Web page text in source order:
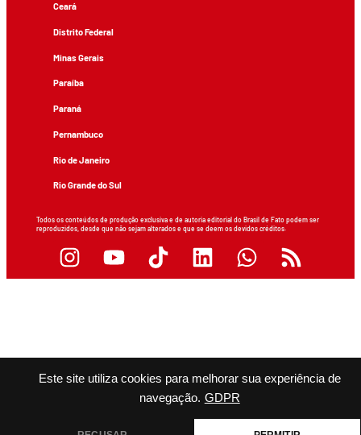
Este site utiliza cookies para melhorar sua experiência de
navegação. GDPR
Ceará
Distrito Federal
Minas Gerais
Paraíba
Paraná
Pernambuco
Rio de Janeiro
Rio Grande do Sul
Todos os conteúdos de produção exclusiva e de autoria editorial do Brasil de Fato podem ser
reproduzidos, desde que não sejam alterados e que se deem os devidos créditos.